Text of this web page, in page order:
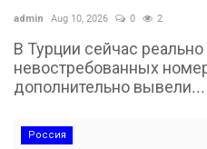
admin Aug 10, 2026 0 2
В Турции сейчас
невостребованных
дополнительно вывели...
Россия